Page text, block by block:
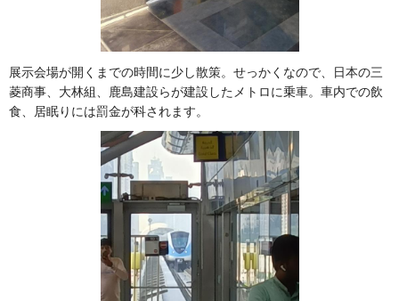
展示会場が開くまでの時間に少し散策。せっかくなので、日本の三
菱商事、大林組、鹿島建設らが建設したメトロに乗車。車内での飲
食、居眠りには罰金が科されます。